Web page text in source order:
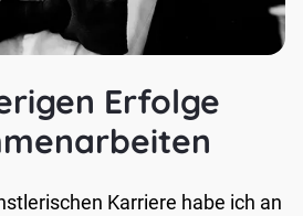
Erfolge
Karriere habe ich an